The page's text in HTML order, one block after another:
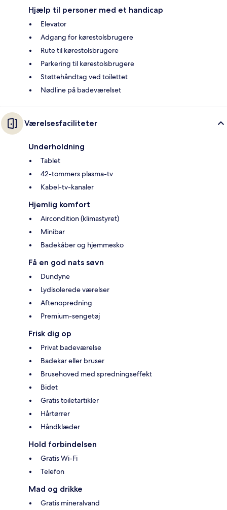
Hjælp til personer med et handicap
Elevator
Adgang for kørestolsbrugere
Rute til kørestolsbrugere
Parkering til kørestolsbrugere
Støttehåndtag ved toilettet
Nødline på badeværelset
Værelsesfaciliteter
Underholdning
Tablet
42-tommers plasma-tv
Kabel-tv-kanaler
Hjemlig komfort
Aircondition (klimastyret)
Minibar
Badekåber og hjemmesko
Få en god nats søvn
Dundyne
Lydisolerede værelser
Aftenopredning
Premium-sengetøj
Frisk dig op
Privat badeværelse
Badekar eller bruser
Brusehoved med spredningseffekt
Bidet
Gratis toiletartikler
Hårtørrer
Håndklæder
Hold forbindelsen
Gratis Wi-Fi
Telefon
Mad og drikke
Gratis mineralvand